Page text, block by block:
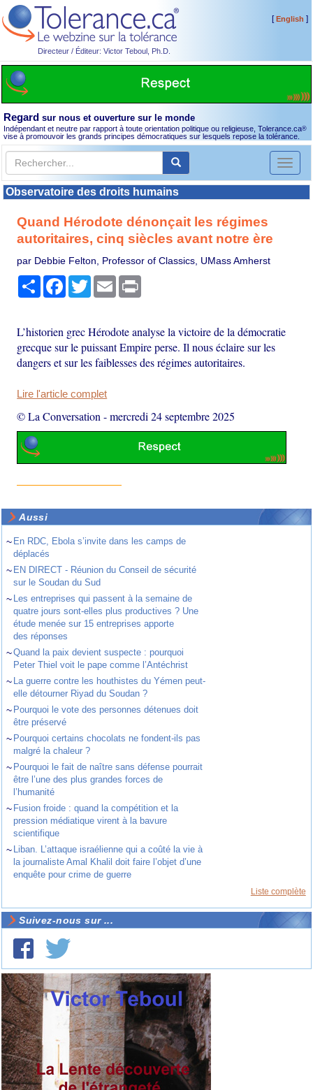
Directeur / Éditeur: Victor Teboul, Ph.D.
[English ]
Regard sur nous et ouverture sur le monde
Indépendant et neutre par rapport à toute orientation politique ou religieuse, Tolerance.ca®
vise à promouvoir les grands principes démocratiques sur lesquels repose la tolérance.
Toggle
Observatoire des droits humains
Quand Hérodote dénonçait les régimes
autoritaires, cinq siècles avant notre ère
par Debbie Felton, Professor of Classics, UMass Amherst
PartagerFacebook
TwitterEmail
L’historien grec Hérodote analyse la victoire de la démocratie
grecque sur le puissant Empire perse. Il nous éclaire sur les
dangers et sur les faiblesses des régimes autoritaires.
Lire l'article complet
© La Conversation -mercredi 24 septembre 2025
Aussi
~ En RDC, Ebola s’invite dans les camps de
déplacés
~ EN DIRECT - Réunion du Conseil de sécurité
sur le Soudan du Sud
~ Les entreprises qui passent à la semaine de
quatre jours sont-elles plus productives ? Une
étude menée sur 15 entreprises apporte
des réponses
~Quand la paix devient suspecte : pourquoi
Peter Thiel voit le pape comme l’Antéchrist
~ La guerre contre les houthistes du Yémen peut-
elle détourner Riyad du Soudan ?
~ Pourquoi le vote des personnes détenues doit
être préservé
~ Pourquoi certains chocolats ne fondent-ils pas
malgré la chaleur ?
~ Pourquoi le fait de naître sans défense pourrait
être l’une des plus grandes forces de
l’humanité
~ Fusion froide : quand la compétition et la
pression médiatique virent à la bavure
scientifique
~ Liban. L’attaque israélienne qui a coûté la vie à
la journaliste Amal Khalil doit faire l’objet d’une
enquête pour crime de guerre
Liste complète
Suivez-nous sur ...